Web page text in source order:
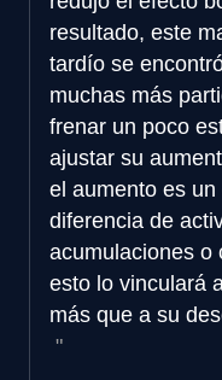
resultado, este
tardío se
muchas más
frenar un poco
ajustar su
el aumento es
diferencia de
acumulaciones o
esto lo vinculará
más que a su